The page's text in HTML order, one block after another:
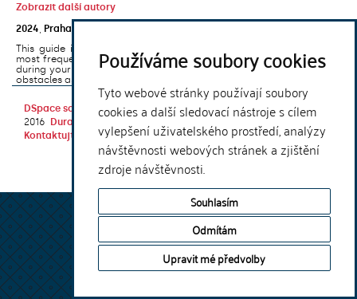
Používáme soubory cookies
Tyto webové stránky používají soubory
cookies a další sledovací nástroje s cílem
vylepšení uživatelského prostředí, analýzy
návštěvnosti webových stránek a zjištění
zdroje návštěvnosti.
Souhlasím
Odmítám
Upravit mé předvolby
Zobrazit další autory
2024
Praha
This guide introduces the e-learning support tools that are used
most frequently at Charles University and that you may encounter
during your studies. It will also help you to avoid the most common
obstacles associated ...
DSpace softwarecopyright © 2002-
2016
DuraSpace
Kontaktujte nás |Vyjádření názoru
Theme by